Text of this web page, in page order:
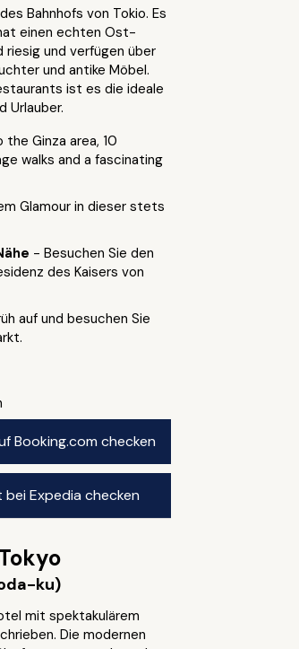
Bahnhofs von Tokio. Es
einen echten Ost-
riesig und verfügen über
und antike Möbel.
ist es die ideale
Urlauber.
Ginza area, 10
walks and a fascinating
Glamour in dieser stets
- Besuchen Sie den
des Kaisers von
auf und besuchen Sie
Booking.com checken
Expedia checken
ku)
mit spektakulärem
Die modernen